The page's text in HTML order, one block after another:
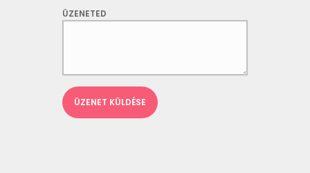
ÜZENETED